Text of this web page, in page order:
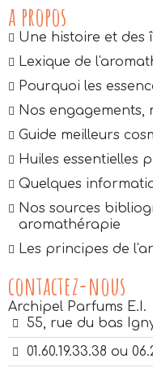
a propos
Une histoire et des
Lexique de
Pourquoi les
Nos engagements,
Guide meilleurs
Huiles essentielles
Quelques
Nos sources
aromathérapie
Les principes de
contactez-nous
Archipel Parfums E.I.
55, rue du bas
01.60.19.33.38 ou